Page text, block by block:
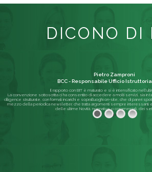
DICONO DI
Il rapporto con BIT è maturato e si è intensificato
La convenzione sottoscritta ci ha consentito di accedere a molti servizi, sia
diligence strutturate, con formali incarichi e sopralluoghi on-site, che di pareri
mezzo della periodica newsletter, che tratta argomenti sempre interessanti
delle ultime Novità, normative o commerciali, dei
Pietro Zamproni
BCC - Responsabile Ufficio
Leggi di più